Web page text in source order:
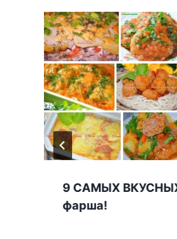
9 САМЫХ
фарша!